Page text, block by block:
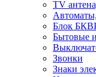
TV
Блок
Бытовые
Звонки
Знаки